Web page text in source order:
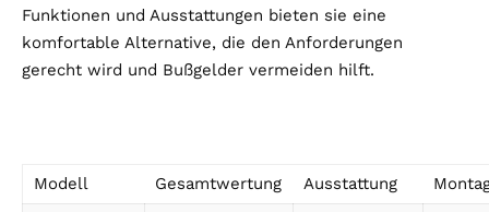
Funktionen und Ausstattungen bieten sie eine
komfortable Alternative, die den Anforderungen
gerecht wird und Bußgelder vermeiden hilft.
Modell Gesamtwertung Ausstattung